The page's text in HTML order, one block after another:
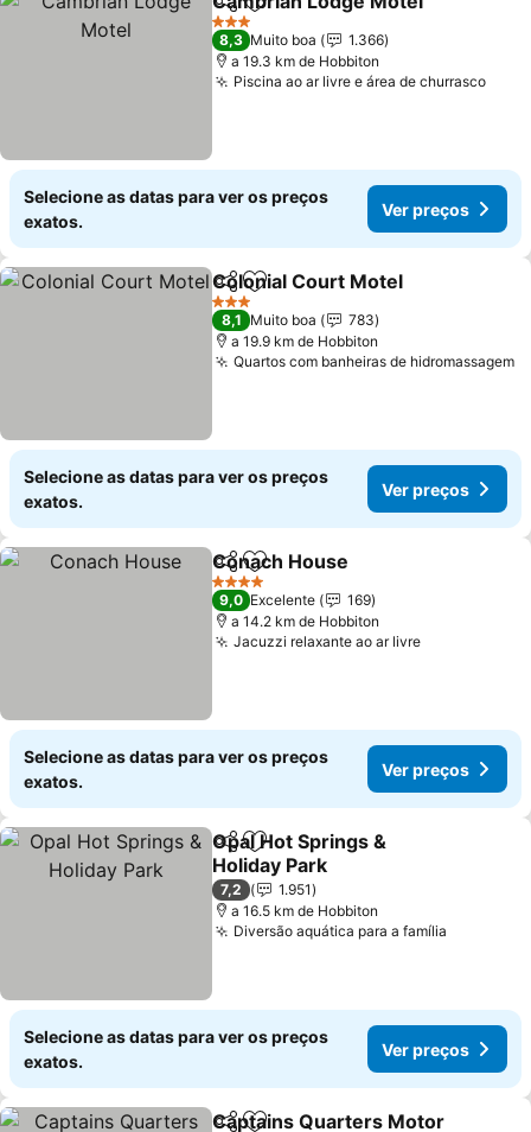
PartilharAdicionar aos favoritos
3 Estrelas
8,3 Muito boa
1.366
a 19.3 km de Hobbiton
Piscina ao ar livre e área de churrascoVer
Selecione as datas para ver os preços
exatos.
Ver preços
PartilharAdicionar aos favoritos
Colonial Court Motel
3 Estrelas
8,1 Muito boa
783
a 19.9 km de Hobbiton
Quartos com banheiras de hidromassagem
Selecione as datas para ver os preços
exatos.
Ver preços
PartilharAdicionar aos favoritos
Conach House
4 Estrelas
9,0 Excelente
169
a 14.2 km de Hobbiton
Jacuzzi relaxante ao ar livreVer preços
Selecione as datas para ver os preços
exatos.
Ver preços
PartilharAdicionar aos favoritos
Opal Hot Springs &
Holiday Park
Ver preços
7,2
1.951
a 16.5 km de Hobbiton
Diversão aquática para a família
Selecione as datas para ver os preços
exatos.
Ver preços
Captains Quarters Motor